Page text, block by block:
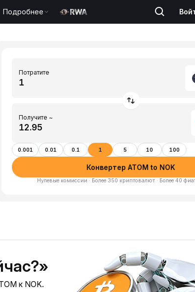
Подробнее
Потратите
Получите ~
0.001 0.01 0.1 1 5 10 100
Конвертер ATOM to NOK
Нулевые комиссии · Более 350 криптовалют · Более 40
к NOK.